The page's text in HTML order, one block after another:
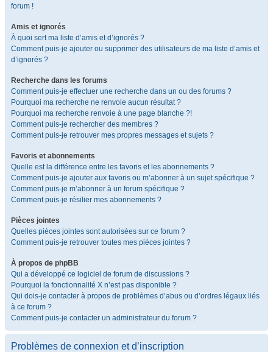
forum !
Amis et ignorés
À quoi sert ma liste d’amis et d’ignorés ?
Comment puis-je ajouter ou supprimer des utilisateurs de ma liste d’amis et
d’ignorés ?
Recherche dans les forums
Comment puis-je effectuer une recherche dans un ou des forums ?
Pourquoi ma recherche ne renvoie aucun résultat ?
Pourquoi ma recherche renvoie à une page blanche ?!
Comment puis-je rechercher des membres ?
Comment puis-je retrouver mes propres messages et sujets ?
Favoris et abonnements
Quelle est la différence entre les favoris et les abonnements ?
Comment puis-je ajouter aux favoris ou m’abonner à un sujet spécifique ?
Comment puis-je m’abonner à un forum spécifique ?
Comment puis-je résilier mes abonnements ?
Pièces jointes
Quelles pièces jointes sont autorisées sur ce forum ?
Comment puis-je retrouver toutes mes pièces jointes ?
À propos de phpBB
Qui a développé ce logiciel de forum de discussions ?
Pourquoi la fonctionnalité X n’est pas disponible ?
Qui dois-je contacter à propos de problèmes d’abus ou d’ordres légaux liés
à ce forum ?
Comment puis-je contacter un administrateur du forum ?
Problèmes de connexion et d’inscription